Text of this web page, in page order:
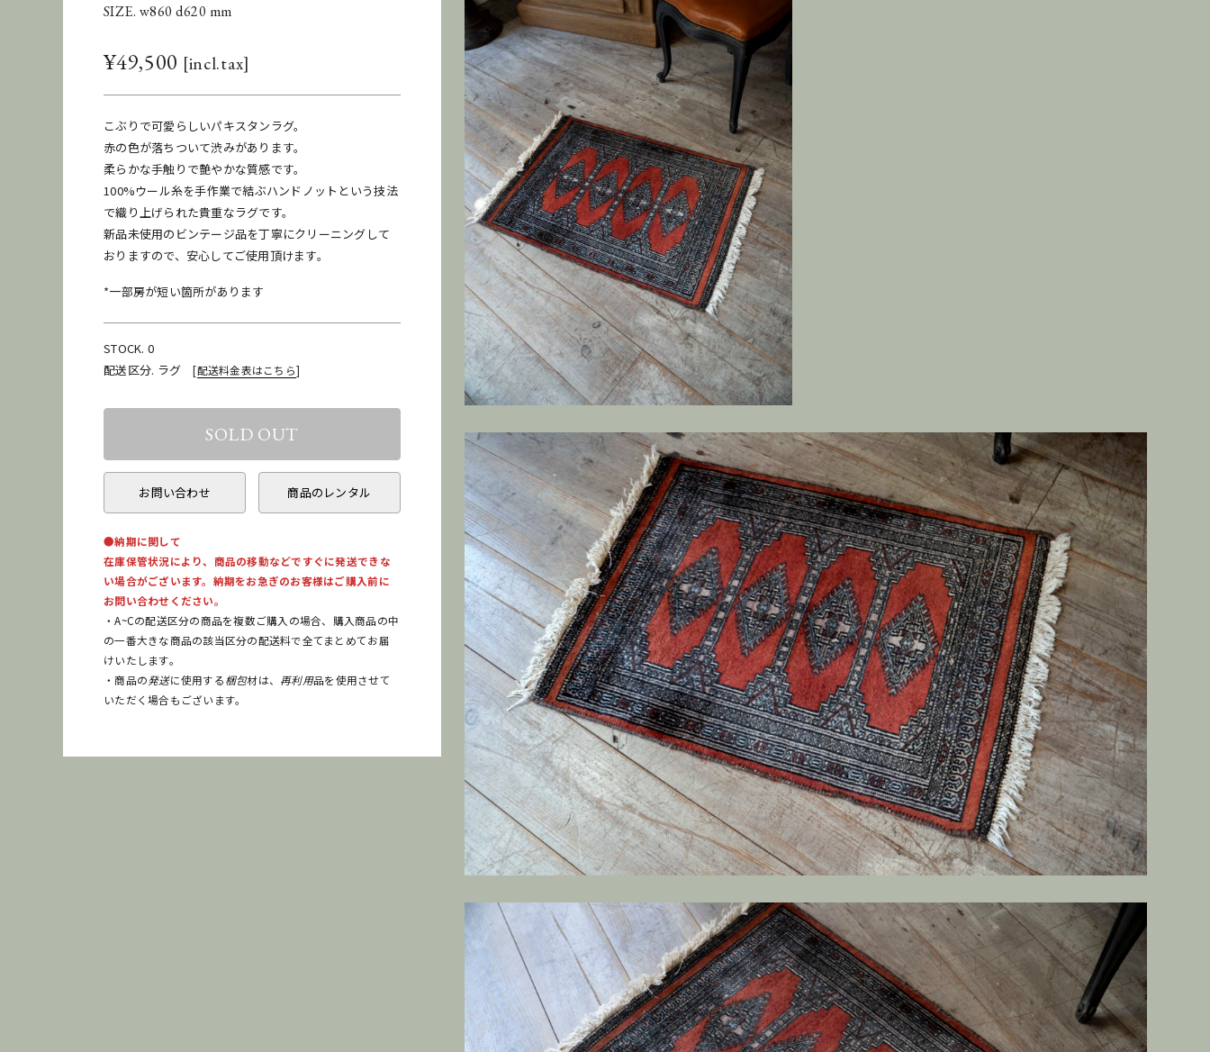
SIZE. w860 d620 mm
¥49,500
こぶりで可愛らしいパキスタンラグ。
赤の色が落ちついて渋みがあります。
柔らかな手触りで艶やかな質感です。
100%ウール糸を手作業で結ぶハンドノットという技法
で織り上げられた貴重なラグです。
新品未使用のビンテージ品を丁寧にクリーニングして
おりますので、安心してご使用頂けます。
*一部房が短い箇所があります
STOCK. 0
配送区分. ラグ[配送料金表はこちら]
お問い合わせ 商品のレンタル
●納期に関して
在庫保管状況により、商品の移動などですぐに発送できな
い場合がございます。納期をお急ぎのお客様はご購入前に
お問い合わせください。
・A~Cの配送区分の商品を複数ご購入の場合、購入商品の中
の一番大きな商品の該当区分の配送料で全てまとめてお届
けいたします。
・商品の発送に使用する梱包材は、 再利用品を使用させて
いただく場合もございます。